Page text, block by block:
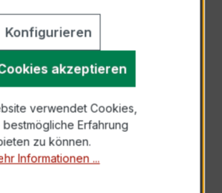
5A 10VA Kl.0,2 ist ein
der bewährten
Konfigurieren
akzeptieren
verwendet Cookies,
bestmögliche Erfahrung
zu können.
Informationen ...